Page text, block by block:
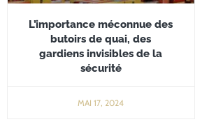
L’importance méconnue des
butoirs de quai, des
gardiens invisibles de la
sécurité
MAI 17, 2024